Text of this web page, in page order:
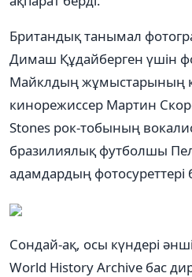
Британдық танымал
Димаш Құдайберген үшін
Майклдың жұмыстарының
кинорежиссер Мартин
Stones рок-тобының
бразилиялық футболшы
адамдардың фотосуреттері
Сондай-ақ, осы күндері
World History Archive бас